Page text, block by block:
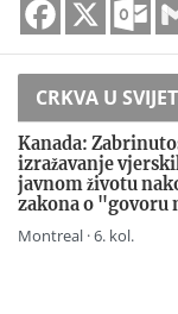
CRKVA U
Kanada:
izražavanje
javnom životu
zakona o "govoru
Montreal · 6. kol.